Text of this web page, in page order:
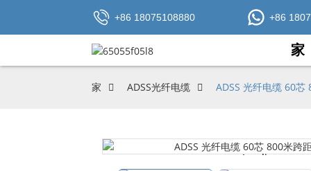
+86 18075108880 +86
家
家 ADSS光纤电缆 ADSS 光纤电缆 60芯
Loading...
Loading...